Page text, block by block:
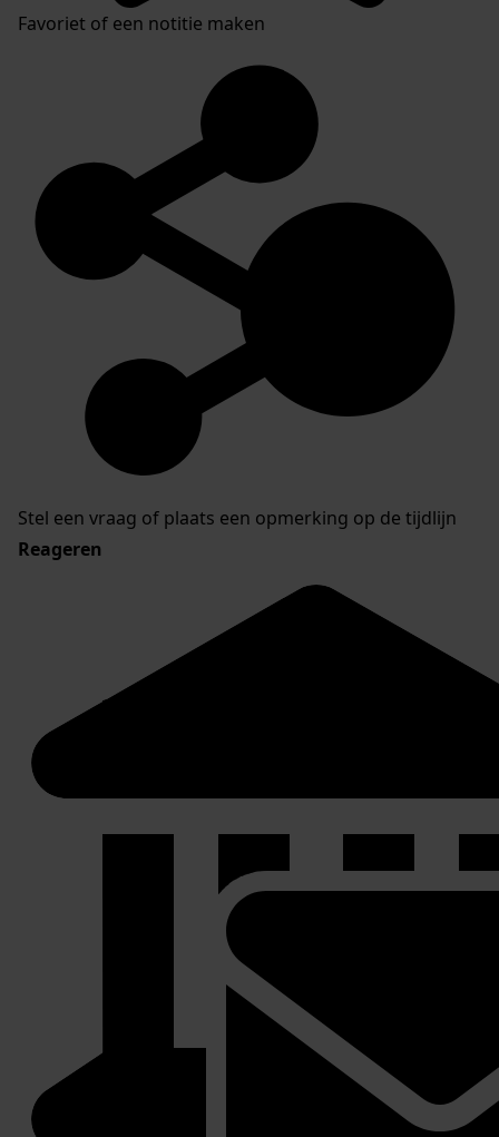
Favoriet of een notitie maken
Stel een vraag of plaats een opmerking op de tijdlijn
Reageren